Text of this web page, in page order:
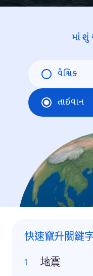
માં શું
વૈશ્વિક
તાઇવાન
快速竄升關鍵
地震